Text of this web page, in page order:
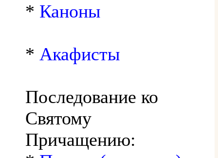
* Каноны
* Акафисты
Последование ко
Святому
Причащению: